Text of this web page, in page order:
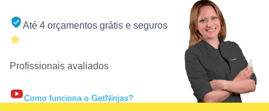
Até 4 orçamentos grátis e seguros
Profissionais avaliados
Como funciona o GetNinjas?